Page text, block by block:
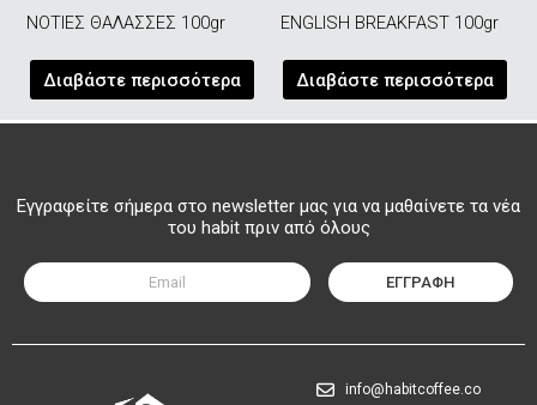
ΝΟΤΙΕΣ ΘΑΛΑΣΣΕΣ 100gr
Διαβάστε περισσότερα
ENGLISH BREAKFAST 100gr
Διαβάστε περισσότερα
Εγγραφείτε σήμερα στο newsletter μας για να μαθαίνετε τα νέα
του habit πριν από όλους
ΕΓΓΡΑΦΗ
info@habitcoffee.co